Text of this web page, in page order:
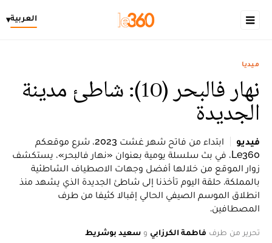
العربية▾
ميديا
نهار فالبحر (10): شاطئ مدينة
الجديدة
فيديو
ابتداء من فاتح شهر غشت 2023، شرع موقعكم
Le360، في بث سلسلة يومية بعنوان «نهار فالبحر»، يستكشف
زوار الموقع من خلالها أفضل وجهات الاصطياف الشاطئية
بالمملكة. حلقة اليوم تأخذنا إلى شاطئ الجديدة الذي يشهد منذ
انطلاق الموسم الصيفي الحالي إقبالا كثيفا من طرف
المصطافين.
تحرير من طرف فاطمة الكرزابي و سعيد بوشريط